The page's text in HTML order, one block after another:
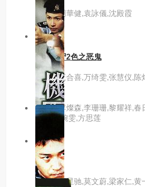
主演：周華健,袁詠儀,沈殿霞
3.0分 hd
山村老尸2色之恶鬼
主演：王合喜,万绮雯,张慧仪,陈
主演：李燦森,李珊珊,黎耀祥,春
惠敏,袁婉雯,方思莲
2.0分 hd
回魂
主演：周星驰,莫文蔚,梁家仁,黄